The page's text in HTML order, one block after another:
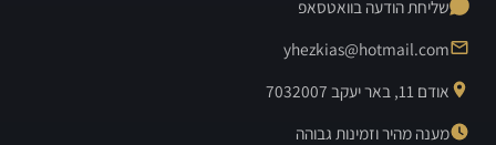
שליחת הודעה בוואטסאפ
yhezkias@hotmail.com
אודם 11, באר יעקב 7032007
מענה מהיר וזמינות גבוהה